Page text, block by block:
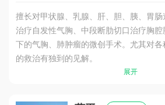
擅长对甲状腺、乳腺、肝、胆、胰、胃
治疗自发性气胸、中段断肋切口治疗胸
下的气胸、肺肿瘤的微创手术。尤其对各
的救治有独到的见解。
展开